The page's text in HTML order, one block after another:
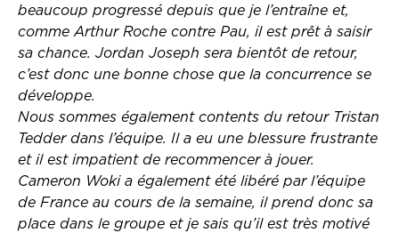
beaucoup progressé depuis que je l’entraîne et,
comme Arthur Roche contre Pau, il est prêt à saisir
sa chance. Jordan Joseph sera bientôt de retour,
c’est donc une bonne chose que la concurrence se
développe.
Nous sommes également contents du retour Tristan
Tedder dans l’équipe. Il a eu une blessure frustrante
et il est impatient de recommencer à jouer.
Cameron Woki a également été libéré par l’équipe
de France au cours de la semaine, il prend donc sa
place dans le groupe et je sais qu’il est très motivé